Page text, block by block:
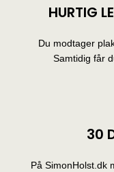
HURTIG
Du modtager
Samtidig får
30
På SimonHolst.dk